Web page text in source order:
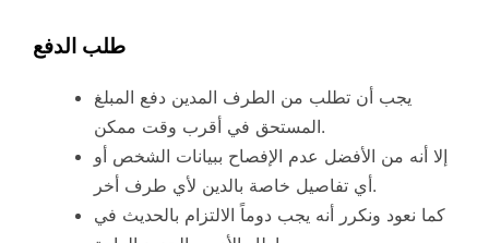
طلب الدفع
يجب أن تطلب من الطرف المدين دفع المبلغ
المستحق في أقرب وقت ممكن.
إلا أنه من الأفضل عدم الإفصاح ببيانات الشخص أو
أي تفاصيل خاصة بالدين لأي طرف أخر.
كما نعود ونكرر أنه يجب دوماً الالتزام بالحديث في